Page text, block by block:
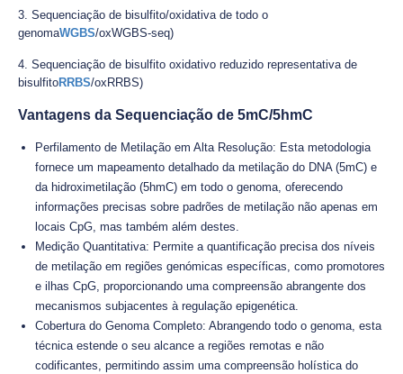
3. Sequenciação de bisulfito/oxidativa de todo o
genomaWGBS/oxWGBS-seq)
4. Sequenciação de bisulfito oxidativo reduzido representativa de
bisulfitoRRBS/oxRRBS)
Vantagens da Sequenciação de 5mC/5hmC
Perfilamento de Metilação em Alta Resolução: Esta metodologia
fornece um mapeamento detalhado da metilação do DNA (5mC) e
da hidroximetilação (5hmC) em todo o genoma, oferecendo
informações precisas sobre padrões de metilação não apenas em
locais CpG, mas também além destes.
Medição Quantitativa: Permite a quantificação precisa dos níveis
de metilação em regiões genómicas específicas, como promotores
e ilhas CpG, proporcionando uma compreensão abrangente dos
mecanismos subjacentes à regulação epigenética.
Cobertura do Genoma Completo: Abrangendo todo o genoma, esta
técnica estende o seu alcance a regiões remotas e não
codificantes, permitindo assim uma compreensão holística do